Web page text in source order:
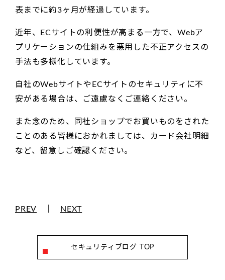
表までに約3ヶ月が経過しています。
近年、ECサイトの利便性が高まる一方で、Webア
プリケーションの仕組みを悪用した不正アクセスの
手法も多様化しています。
自社のWebサイトやECサイトのセキュリティに不
安がある場合は、ご遠慮なくご連絡ください。
また念のため、同社ショップでお買いものをされた
ことのある皆様におかれましては、カード会社明細
など、留意しご確認ください。
PREV NEXT
セキュリティブログ TOP